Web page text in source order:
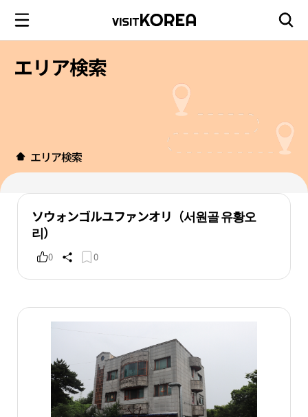
エリア検索
エリア検索
ソウォンゴルユファンオリ（서원골 유황오
리）
0 0